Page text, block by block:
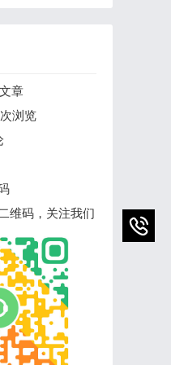
章
次浏览
维码，关注我们